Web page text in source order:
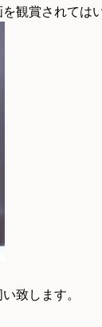
観賞されては
致します。